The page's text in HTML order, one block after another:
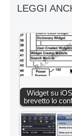
LEGGI
Widget su
brevetto lo